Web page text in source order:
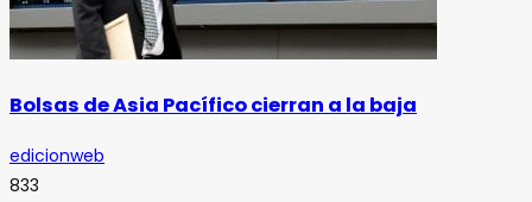
Bolsas de Asia Pacífico cierran a la baja
edicionweb
833